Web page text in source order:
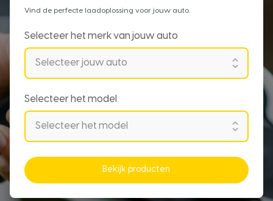
Vind de perfecte laadoplossing voor jouw auto.
Selecteer het merk van jouw auto
Selecteer het model
Bekijk producten